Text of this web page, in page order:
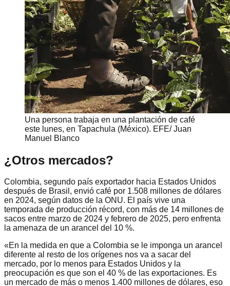
Una persona trabaja en una plantación de café
este lunes, en Tapachula (México). EFE/ Juan
Manuel Blanco
¿Otros mercados?
Colombia, segundo país exportador hacia Estados Unidos
después de Brasil, envió café por 1.508 millones de dólares
en 2024, según datos de la ONU. El país vive una
temporada de producción récord, con más de 14 millones de
sacos entre marzo de 2024 y febrero de 2025, pero enfrenta
la amenaza de un arancel del 10 %.
«En la medida en que a Colombia se le imponga un arancel
diferente al resto de los orígenes nos va a sacar del
mercado, por lo menos para Estados Unidos y la
preocupación es que son el 40 % de las exportaciones. Es
un mercado de más o menos 1.400 millones de dólares, eso